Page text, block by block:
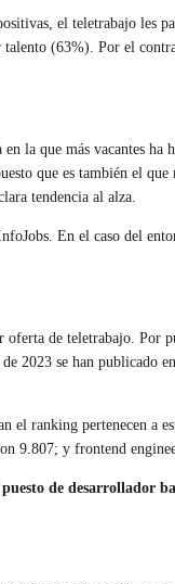
el teletrabajo les
(63%). Por el
la que más vacantes ha
que es también el
tendencia al alza.
En el caso del
oferta de teletrabajo. Por
de 2023 se han publicado
el ranking pertenecen a
9.807; y frontend
de desarrollador